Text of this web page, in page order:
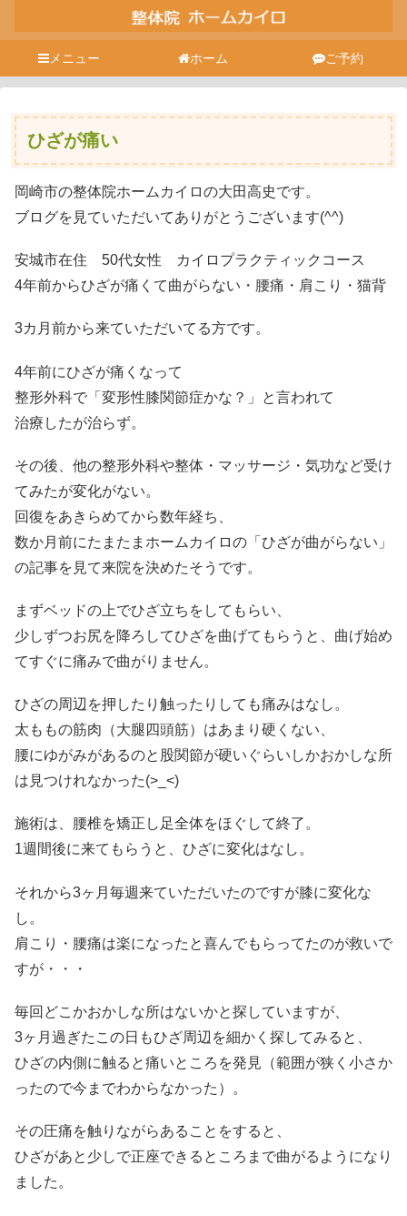
メニュー ホーム ご予約
ひざが痛い
岡崎市の整体院ホームカイロの大田高史です。
ブログを見ていただいてありがとうございます(^^)
安城市在住 50代女性 カイロプラクティックコース
4年前からひざが痛くて曲がらない・腰痛・肩こり・猫背
3カ月前から来ていただいてる方です。
4年前にひざが痛くなって
整形外科で「変形性膝関節症かな？」と言われて
治療したが治らず。
その後、他の整形外科や整体・マッサージ・気功など受け
てみたが変化がない。
回復をあきらめてから数年経ち、
数か月前にたまたまホームカイロの「ひざが曲がらない」
の記事を見て来院を決めたそうです。
まずベッドの上でひざ立ちをしてもらい、
少しずつお尻を降ろしてひざを曲げてもらうと、曲げ始め
てすぐに痛みで曲がりません。
ひざの周辺を押したり触ったりしても痛みはなし。
太ももの筋肉（大腿四頭筋）はあまり硬くない、
腰にゆがみがあるのと股関節が硬いぐらいしかおかしな所
は見つけれなかった(>_<)
施術は、腰椎を矯正し足全体をほぐして終了。
1週間後に来てもらうと、ひざに変化はなし。
それから3ヶ月毎週来ていただいたのですが膝に変化な
し。
肩こり・腰痛は楽になったと喜んでもらってたのが救いで
すが・・・
毎回どこかおかしな所はないかと探していますが、
3ヶ月過ぎたこの日もひざ周辺を細かく探してみると、
ひざの内側に触ると痛いところを発見（範囲が狭く小さか
ったので今までわからなかった）。
その圧痛を触りながらあることをすると、
ひざがあと少しで正座できるところまで曲がるようになり
ました。